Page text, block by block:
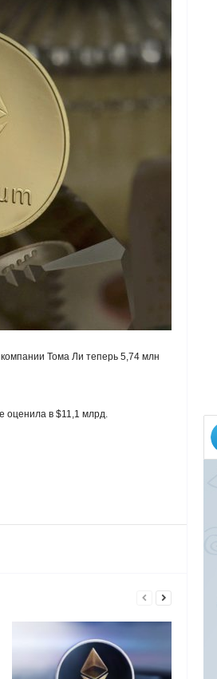
Тома Ли теперь 5,74 млн
оценила в $11,1 млрд.